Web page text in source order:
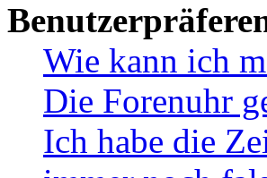
Wie kann ich
Die Forenuhr
Ich habe die